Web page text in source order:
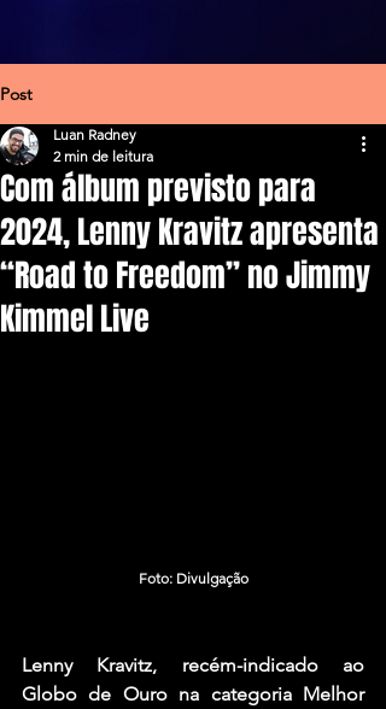
Post
Com álbum previsto para
2024, Lenny Kravitz apresenta
“Road to Freedom” no Jimmy
Kimmel Live
Luan Radney
2 min de leitura
Foto: Divulgação
Lenny Kravitz, recém-indicado ao
Globo de Ouro na categoria Melhor